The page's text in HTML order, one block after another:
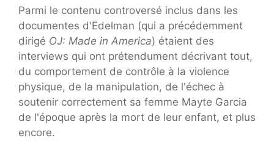
Parmi le contenu controversé inclus dans les
documentes d'Edelman (qui a précédemment
dirigé OJ: Made in America) étaient des
interviews qui ont prétendument décrivant tout,
du comportement de contrôle à la violence
physique, de la manipulation, de l'échec à
soutenir correctement sa femme Mayte Garcia
de l'époque après la mort de leur enfant, et plus
encore.